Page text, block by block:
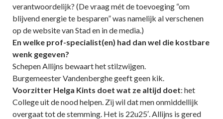
verantwoordelijk? (De vraag mét de toevoeging “om
blijvend energie te besparen” was namelijk al verschenen
op de website van Stad en in de media.)
En welke prof-specialist(en) had dan wel die kostbare
wenk gegeven?
Schepen Allijns bewaart het stilzwijgen.
Burgemeester Vandenberghe geeft geen kik.
Voorzitter Helga Kints doet wat ze altijd doet: het
College uit de nood helpen. Zij wil dat men onmiddellijk
overgaat tot de stemming. Het is 22u25′. Allijns is gered